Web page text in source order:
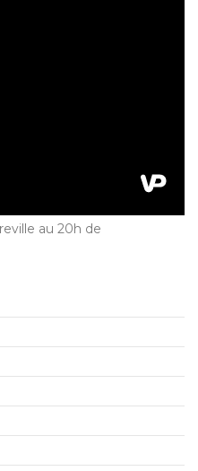
au 20h de